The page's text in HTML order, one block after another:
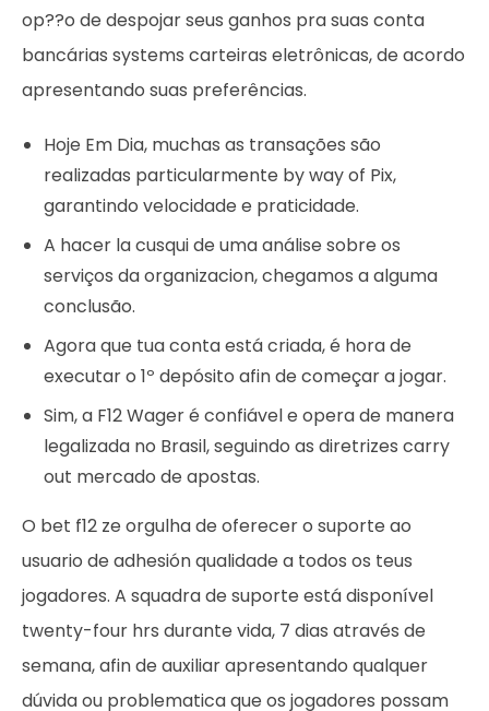
op??o de despojar seus ganhos pra suas conta
bancárias systems carteiras eletrônicas, de acordo
apresentando suas preferências.
Hoje Em Dia, muchas as transações são
realizadas particularmente by way of Pix,
garantindo velocidade e praticidade.
A hacer la cusqui de uma análise sobre os
serviços da organizacion, chegamos a alguma
conclusão.
Agora que tua conta está criada, é hora de
executar o 1º depósito afin de começar a jogar.
Sim, a F12 Wager é confiável e opera de manera
legalizada no Brasil, seguindo as diretrizes carry
out mercado de apostas.
O bet f12 ze orgulha de oferecer o suporte ao
usuario de adhesión qualidade a todos os teus
jogadores. A squadra de suporte está disponível
twenty-four hrs durante vida, 7 dias através de
semana, afin de auxiliar apresentando qualquer
dúvida ou problematica que os jogadores possam